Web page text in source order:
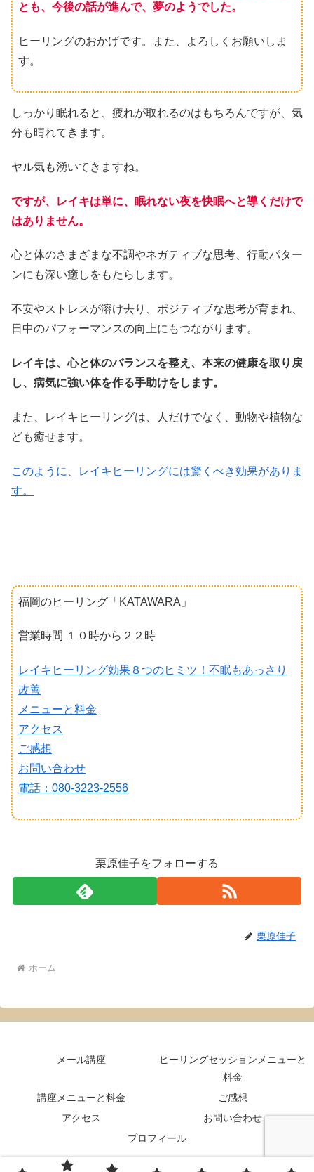
とも、今後の話が進んで、夢のようでした。
ヒーリングのおかげです。また、よろしくお願いしま
す。
しっかり眠れると、疲れが取れるのはもちろんですが、気
分も晴れてきます。
ヤル気も湧いてきますね。
ですが、レイキは単に、眠れない夜を快眠へと導くだけで
はありません。
心と体のさまざまな不調やネガティブな思考、行動パター
ンにも深い癒しをもたらします。
不安やストレスが溶け去り、ポジティブな思考が育まれ、
日中のパフォーマンスの向上にもつながります。
レイキは、心と体のバランスを整え、本来の健康を取り戻
し、病気に強い体を作る手助けをします。
また、レイキヒーリングは、人だけでなく、動物や植物な
ども癒せます。
このように、レイキヒーリングには驚くべき効果がありま
す。
福岡のヒーリング「KATAWARA」
営業時間 １０時から２２時
レイキヒーリング効果８つのヒミツ！不眠もあっさり
改善
メニューと料金
アクセス
ご感想
お問い合わせ
電話：080-3223-2556
栗原佳子をフォローする
栗原佳子
ホーム
メール講座
ヒーリングセッションメニューと
料金
講座メニューと料金
ご感想
アクセス
お問い合わせ
プロフィール
Copyright © 2024-2026 福岡のレイキヒーリングと講座ー